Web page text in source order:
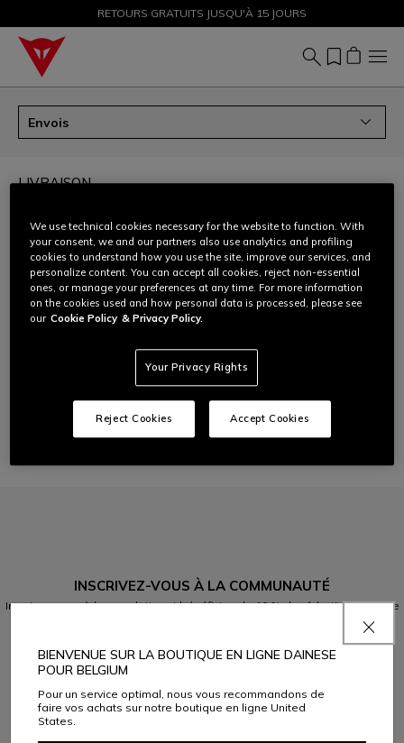
PROMOTIONS JUSQU'À-50 % – ACHETEZ MAINTENANT
RETOURS GRATUITS JUSQU'À 15 JOURS
Envois
LIVRAISON
Dans quels pays du monde expédiez-vous?
Je ne trouve pas mon pays dans la liste des pays de
votre site, pourquoi ?
Quand recevrai-je ma commande ?
Comment puis-je suivre l'expédition de ma commande?
INSCRIVEZ-VOUS À LA COMMUNAUTÉ
Inscrivez-vous à la newsletter et bénéficiez de 10 % de réduction sur votre
Ayant lu lapolitique de confidentialité, je confirme que je souhaite
mabonner à la newsletter de Dainese S.p.A.
BIENVENUE SUR LA BOUTIQUE EN LIGNE DAINESE
POUR BELGIUM
Pour un service optimal, nous vous recommandons de
faire vos achats sur notre boutique en ligne United
States.
We use technical cookies necessary for the website to function. With
your consent, we and our partners also use analytics and profiling
cookies to understand how you use the site, improve our services, and
personalize content. You can accept all cookies, reject non-essential
ones, or manage your preferences at any time. For more information
on the cookies used and how personal data is processed, please see
our Cookie Policy & Privacy Policy.
Your Privacy Rights
Reject Cookies Accept Cookies